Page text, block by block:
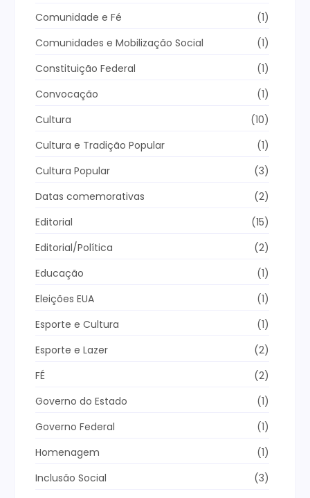
Comunidade e Fé
(1)
Comunidades e Mobilização Social
(1)
Constituição Federal
(1)
Convocação
(1)
Cultura
(10)
Cultura e Tradição Popular
(1)
Cultura Popular
(3)
Datas comemorativas
(2)
Editorial
(15)
Editorial/Política
(2)
Educação
(1)
Eleições EUA
(1)
Esporte e Cultura
(1)
Esporte e Lazer
(2)
FÉ
(2)
Governo do Estado
(1)
Governo Federal
(1)
Homenagem
(1)
Inclusão Social
(3)